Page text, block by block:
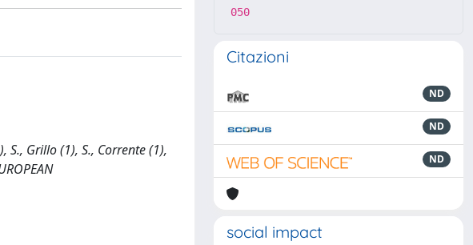
S., Grillo (1), S., Corrente (1),
050
Citazioni
ND
ND
ND
social impact